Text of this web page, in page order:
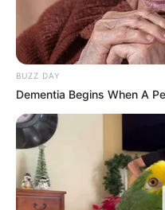
BUZZ DAY
Dementia Begins When A